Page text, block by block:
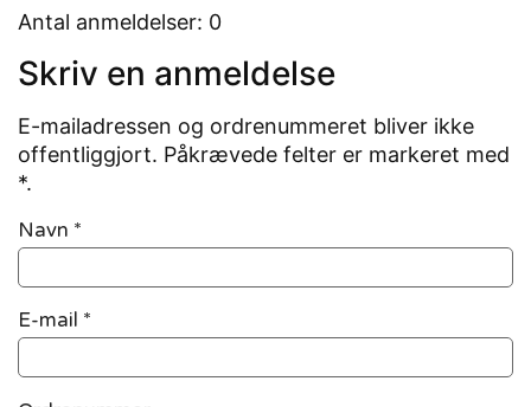
Antal anmeldelser: 0
Skriv en anmeldelse
E-mailadressen og ordrenummeret bliver ikke
offentliggjort. Påkrævede felter er markeret med
*.
Navn *
E-mail *